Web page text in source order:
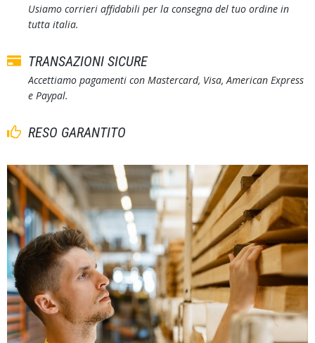
Usiamo corrieri affidabili per la consegna del tuo ordine in
tutta italia.
TRANSAZIONI SICURE
Accettiamo pagamenti con Mastercard, Visa, American Express
e Paypal.
RESO GARANTITO